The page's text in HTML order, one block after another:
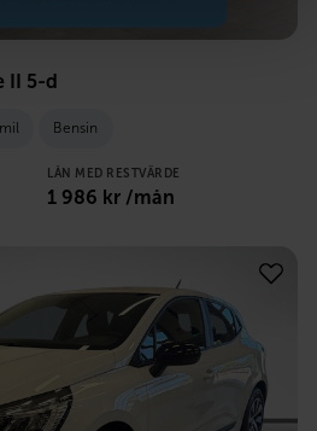
II 5-d
Bensin
LÅN MED RESTVÄRDE
1 986 kr /mån